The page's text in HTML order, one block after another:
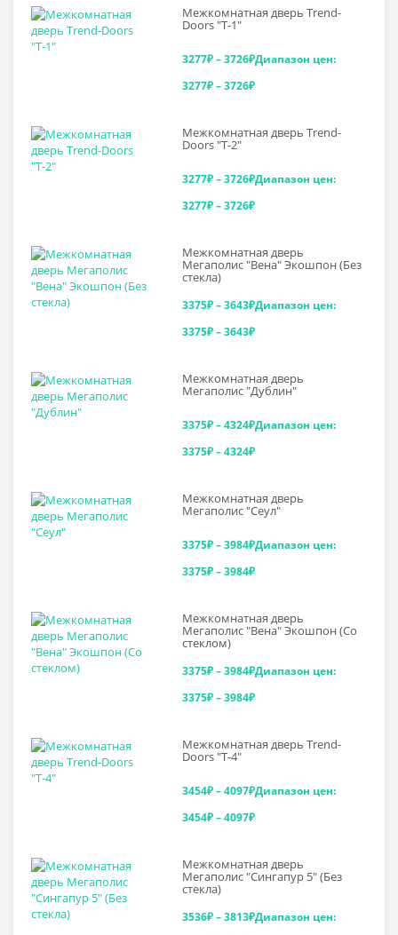
Межкомнатная дверь Trend-
Doоrs "Т-1"
3277₽–3726₽Диапазон цен:
3277₽ – 3726₽
Межкомнатная дверь Trend-
Doоrs "Т-2"
3277₽–3726₽Диапазон цен:
3277₽ – 3726₽
Межкомнатная дверь
Мегаполис "Вена" Экошпон (Без
стекла)
3375₽–3643₽Диапазон цен:
3375₽ – 3643₽
Межкомнатная дверь
Мегаполис "Дублин"
3375₽–4324₽Диапазон цен:
3375₽ – 4324₽
Межкомнатная дверь
Мегаполис "Сеул"
3375₽–3984₽Диапазон цен:
3375₽ – 3984₽
Межкомнатная дверь
Мегаполис "Вена" Экошпон (Со
стеклом)
3375₽–3984₽Диапазон цен:
3375₽ – 3984₽
Межкомнатная дверь Trend-
Doоrs "Т-4"
3454₽–4097₽Диапазон цен:
3454₽ – 4097₽
Межкомнатная дверь
Мегаполис "Сингапур 5" (Без
стекла)
3536₽–3813₽Диапазон цен: